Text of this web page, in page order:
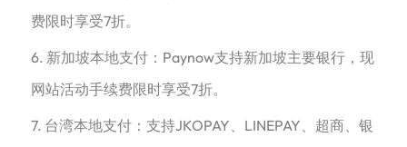
费限时享受7折。
6. 新加坡本地支付：Paynow支持新加坡主要银行，现
网站活动手续费限时享受7折。
7. 台湾本地支付：支持JKOPAY、LINEPAY、超商、银